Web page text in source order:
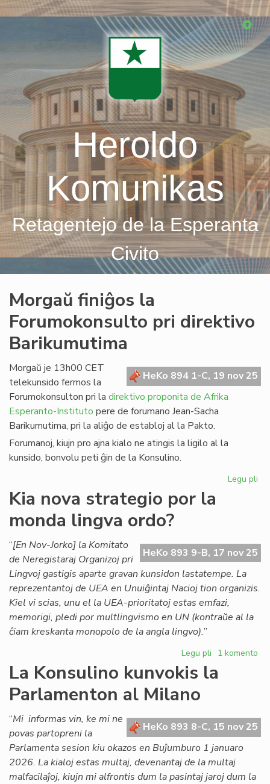
Skip
Heroldo
Komunikas
Retagentejo de la Esperanta
Civito
Morgaŭ finiĝos la
Forumokonsulto pri direktivo
Barikumutima
HeKo 894 1-C, 19 nov 25
Morgaŭ je 13h00 CET
telekunsido fermos la
Forumokonsulton pri la direktivo proponita de Afrika
Esperanto-Instituto pere de forumano Jean-Sacha
Barikumutima, pri la aliĝo de establoj al la Pakto.
Forumanoj, kiujn pro ajna kialo ne atingis la ligilo al la
kunsido, bonvolu peti ĝin de la Konsulino.
Legu pli
pri
Kia nova strategio por la
monda lingva ordo?
HeKo 893 9-B, 17 nov 25
“[En Nov-Jorko] la Komitato
de Neregistaraj Organizoj pri
Lingvoj gastigis aparte gravan kunsidon lastatempe. La
reprezentantoj de UEA en Unuiĝintaj Nacioj tion organizis.
Kiel vi scias, unu el la UEA-prioritatoj estas emfazi,
memorigi, pledi por multlingvismo en UN (kontraŭe al la
ĉiam kreskanta monopolo de la angla lingvo).”
Legu pli pri
nova
la
monda
lingva
ordo?
1 komento
La Konsulino kunvokis la
Parlamenton al Milano
HeKo 893 8-C, 15 nov 25
“Mi informas vin, ke mi ne
povas partopreni la
Parlamenta sesion kiu okazos en Buĵumburo 1 januaro
2026. La kialoj estas multaj, devenantaj de la multaj
malfacilaĵoj, kiujn mi alfrontis dum la pasintaj jaroj dum la